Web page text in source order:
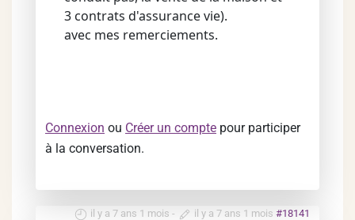
3 contrats d'assurance vie).
avec mes remerciements.
Connexion ou Créer un compte pour participer
à la conversation.
il y a 7 ans 1 mois - il y a 7 ans 1 mois #18141